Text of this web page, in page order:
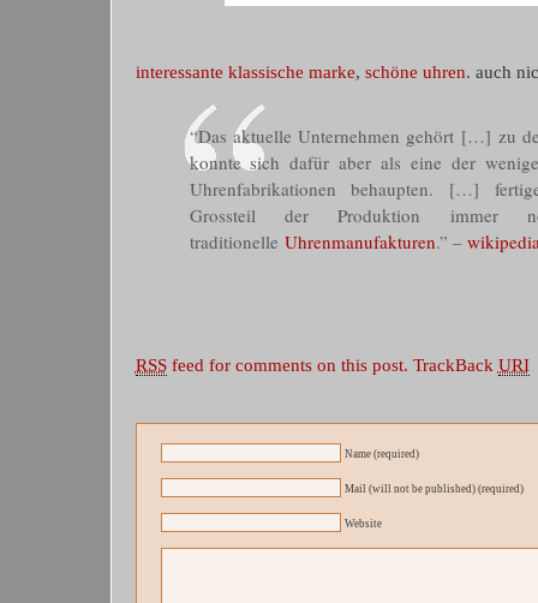
interessante klassische marke, schöne uhren. auch
“Das aktuelle Unternehmen gehört […] zu
konnte sich dafür aber als eine der
Uhrenfabrikationen behaupten. […]
Grossteil der Produktion
traditionelle Uhrenmanufakturen.” –
RSSfeed for comments on this post. TrackBack URI
Name (required)
Mail (will not be published) (required)
Website